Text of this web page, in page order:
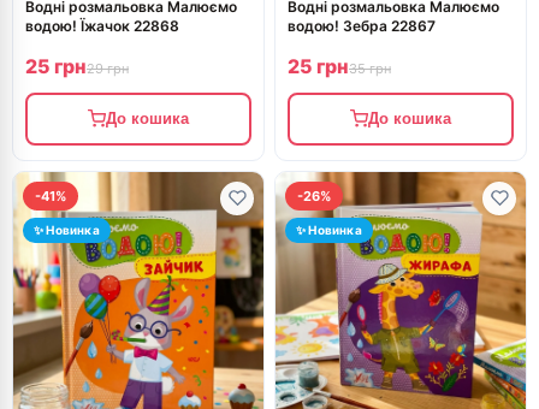
Водні розмальовка Малюємо
водою! Їжачок 22868
25 грн29 грн
До кошика
Водні розмальовка Малюємо
водою! Зебра 22867
25 грн35 грн
До кошика
-41%
✨ Новинка
-26%
✨ Новинка